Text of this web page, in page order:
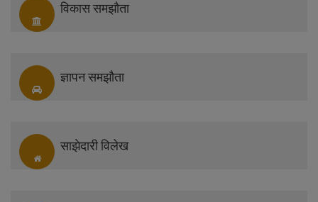
विकास समझौता
ज्ञापन समझौता
साझेदारी विलेख